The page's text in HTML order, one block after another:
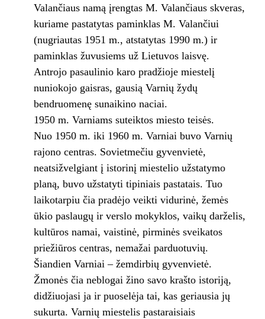
Valančiaus namą įrengtas M. Valančiaus skveras,
kuriame pastatytas paminklas M. Valančiui
(nugriautas 1951 m., atstatytas 1990 m.) ir
paminklas žuvusiems už Lietuvos laisvę.
Antrojo pasaulinio karo pradžioje miestelį
nuniokojo gaisras, gausią Varnių žydų
bendruomenę sunaikino naciai.
1950 m. Varniams suteiktos miesto teisės.
Nuo 1950 m. iki 1960 m. Varniai buvo Varnių
rajono centras. Sovietmečiu gyvenvietė,
neatsižvelgiant į istorinį miestelio užstatymo
planą, buvo užstatyti tipiniais pastatais. Tuo
laikotarpiu čia pradėjo veikti vidurinė, žemės
ūkio paslaugų ir verslo mokyklos, vaikų darželis,
kultūros namai, vaistinė, pirminės sveikatos
priežiūros centras, nemažai parduotuvių.
Šiandien Varniai – žemdirbių gyvenvietė.
Žmonės čia neblogai žino savo krašto istoriją,
didžiuojasi ja ir puoselėja tai, kas geriausia jų
sukurta. Varnių miestelis pastaraisiais